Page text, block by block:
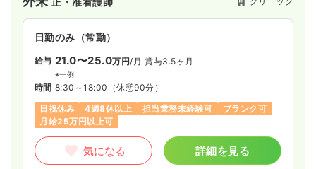
※一例
8:30～17:30
月給22万円以上可
気になる 詳細を見る
日勤のみ（常勤）
給与 21.0〜25.0万円/月 賞与3.5ヶ月
※一例
時間 8:30～18:00 （休憩90分）
日祝休み
4週8休以上 担当業務未経験可
ブランク可
月給25万円以上可
気になる 詳細を見る